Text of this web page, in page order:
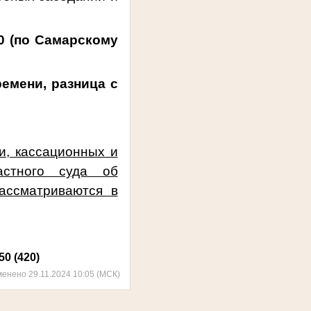
(по Самарскому
разница с
кассационных и
суда об
в
(420)
29.11.2024 10:05 (МСК)